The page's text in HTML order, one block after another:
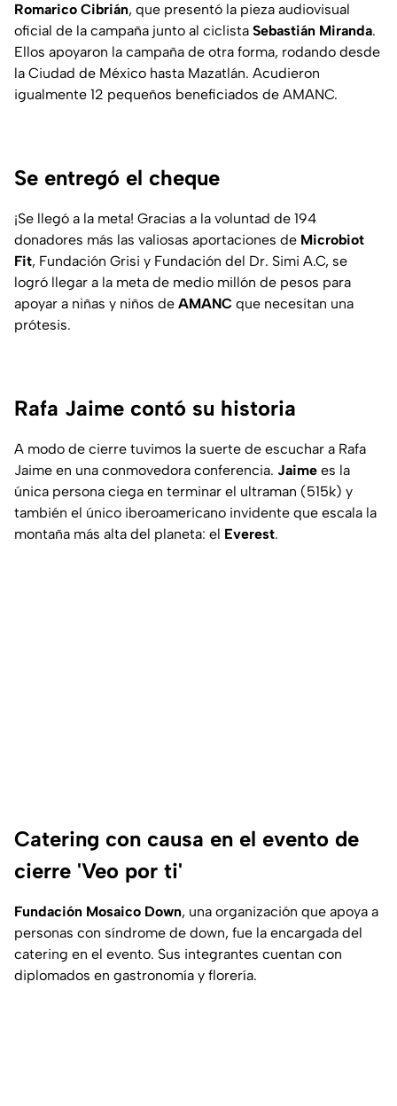
Romarico Cibrián, que presentó la pieza audiovisual
oficial de la campaña junto al ciclista Sebastián Miranda.
Ellos apoyaron la campaña de otra forma, rodando desde
la Ciudad de México hasta Mazatlán. Acudieron
igualmente 12 pequeños beneficiados de AMANC.
Se entregó el cheque
¡Se llegó a la meta! Gracias a la voluntad de 194
donadores más las valiosas aportaciones de Microbiot
Fit, Fundación Grisi y Fundación del Dr. Simi A.C, se
logró llegar a la meta de medio millón de pesos para
apoyar a niñas y niños de AMANC que necesitan una
prótesis.
Rafa Jaime contó su historia
A modo de cierre tuvimos la suerte de escuchar a Rafa
Jaime en una conmovedora conferencia. Jaime es la
única persona ciega en terminar el ultraman (515k) y
también el único iberoamericano invidente que escala la
montaña más alta del planeta: el Everest.
Catering con causa en el evento de
cierre 'Veo por ti'
Fundación Mosaico Down, una organización que apoya a
personas con síndrome de down, fue la encargada del
catering en el evento. Sus integrantes cuentan con
diplomados en gastronomía y florería.